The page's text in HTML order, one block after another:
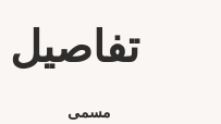
تفاصيل
مسمى